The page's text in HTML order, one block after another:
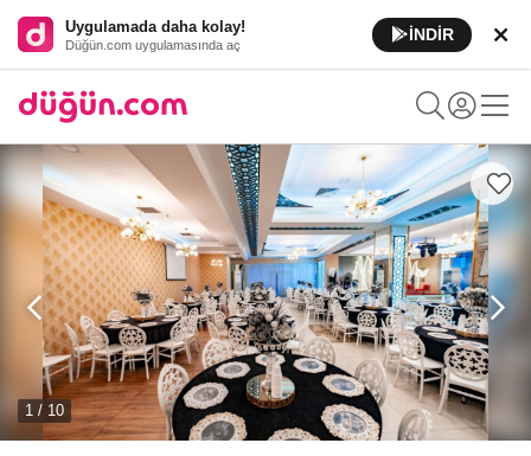
Uygulamada daha kolay!
Düğün.com uygulamasında aç
İNDİR
1 / 10